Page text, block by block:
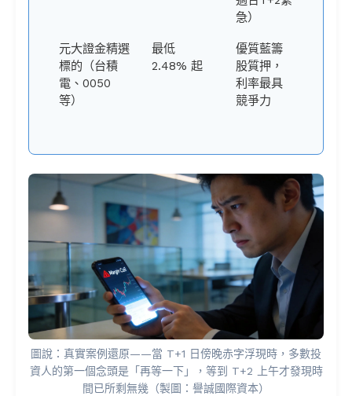
急）
元大證金精選
標的（台積
電、0050
等）
最低
2.48% 起
優質藍籌
股質押，
利率最具
競爭力
圖說：真實案例還原——當 T+1 日傍晚赤字浮現時，多數投
資人的第一個念頭是「再等一下」，等到 T+2 上午才發現時
間已所剩無幾（製圖：譽誠國際資本）